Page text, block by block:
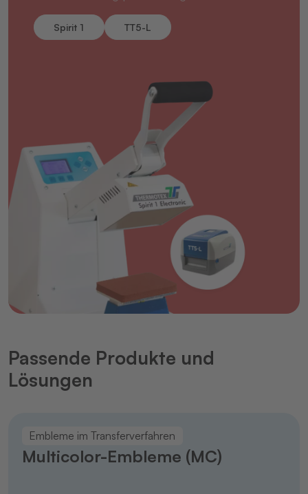
Spirit 1 TT5-L
Passende Produkte und
Lösungen
Embleme im Transferverfahren
Multicolor-Embleme (MC)